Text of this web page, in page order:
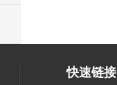
快速链接